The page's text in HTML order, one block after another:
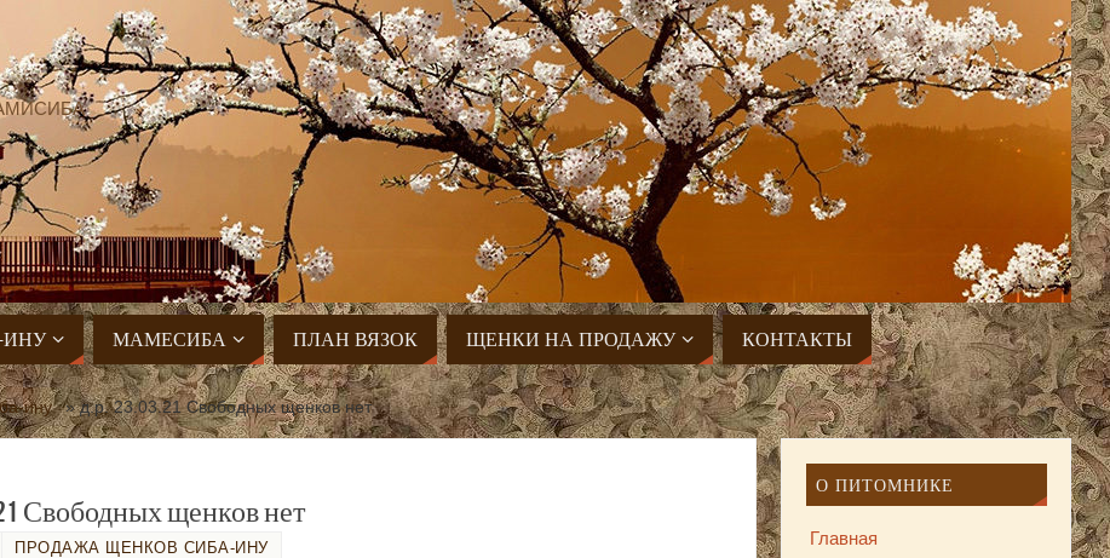
ИНУ МАМЕСИБА ПЛАН ВЯЗОК ЩЕНКИ НА ПРОДАЖУ КОНТАКТЫ
ину »д.р. 23.03.21 Свободных щенков нет
Свободных щенков нет
ПРОДАЖА ЩЕНКОВ СИБА-ИНУ
О ПИТОМНИКЕ
Главная